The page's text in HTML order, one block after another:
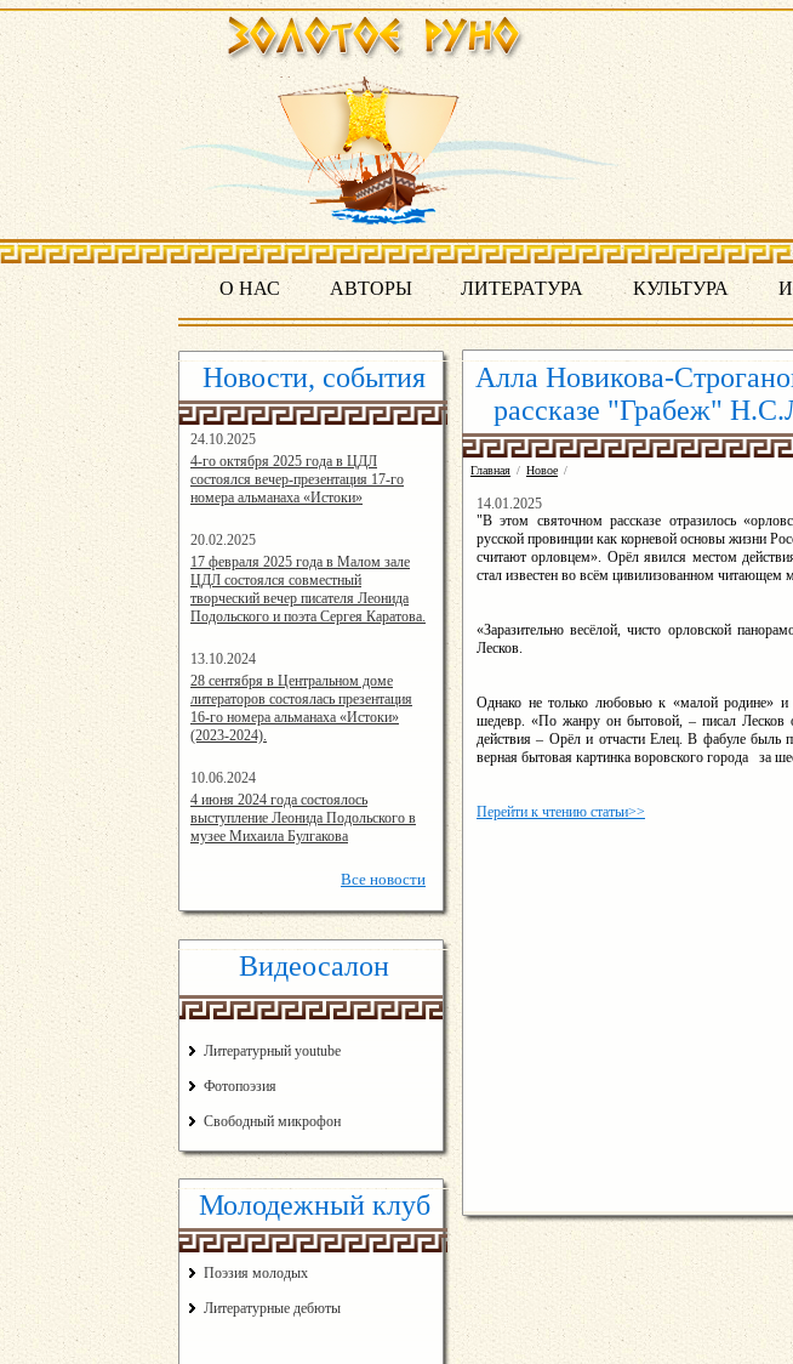
О НАС АВТОРЫ ЛИТЕРАТУРА КУЛЬТУРА
Новости, события
24.10.2025
16:19:07
4-го октября 2025 года в ЦДЛ
состоялся вечер-презентация 17-го
номера альманаха «Истоки»
20.02.2025
14:24:00
17 февраля 2025 года в Малом зале
ЦДЛ состоялся совместный
творческий вечер писателя Леонида
Подольского и поэта Сергея Каратова.
13.10.2024
14:08:11
28 сентября в Центральном доме
литераторов состоялась презентация
16-го номера альманаха «Истоки»
(2023-2024).
10.06.2024
15:02:44
4 июня 2024 года состоялось
выступление Леонида Подольского в
музее Михаила Булгакова
Все новости
Видеосалон
Литературный youtube
Фотопоэзия
Свободный микрофон
Молодежный клуб
Поэзия молодых
Литературные дебюты
Алла Новикова-
рассказе "Грабеж"
Главная / Новое /
14.01.2025
"В этом святочном рассказе отразилось
русской провинции как корневой основы жизни
считают орловцем». Орёл явился местом
стал известен во всём цивилизованном читающем
«Заразительно весёлой, чисто орловской
Лесков.
Однако не только любовью к «малой родине» и
шедевр. «По жанру он бытовой, – писал Лесков
действия – Орёл и отчасти Елец. В фабуле быль
верная бытовая картинка воровского города за
Перейти к чтению статьи>>